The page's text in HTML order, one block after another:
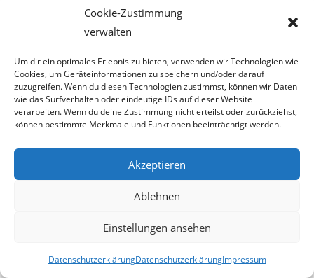
Cookie-Zustimmung
verwalten
Um dir ein optimales Erlebnis zu bieten, verwenden wir Technologien wie
Cookies, um Geräteinformationen zu speichern und/oder darauf
zuzugreifen. Wenn du diesen Technologien zustimmst, können wir Daten
wie das Surfverhalten oder eindeutige IDs auf dieser Website
verarbeiten. Wenn du deine Zustimmung nicht erteilst oder zurückziehst,
können bestimmte Merkmale und Funktionen beeinträchtigt werden.
Akzeptieren
Ablehnen
Einstellungen ansehen
DatenschutzerklärungDatenschutzerklärungImpressum
Mit Arbeitnehmervertreter a la Sulzbacher wie in
Oberösterreich, von dessen es genügend
auch in Wien gibt, lässt sich nicht einmal ein Blumentopf
gewinnen, geschweige denn eine
AK-Wahl.
Königsmacher Kronen Zeitung
Es sind zahlreiche„Kleinigkeiten“die dem Kanzler und in
weiterer Folge der SPÖ die Glaub-
würdigkeit genommen haben. Alleiniges„Hinhacken“